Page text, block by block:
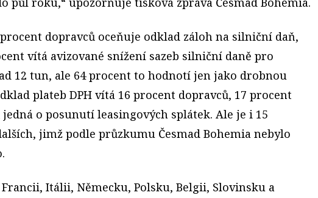
procent dopravců oceňuje odklad záloh na silniční daň,
vítá avizované snížení sazeb silniční daně pro
12 tun, ale 64 procent to hodnotí jen jako drobnou
plateb DPH vítá 16 procent dopravců, 17 procent
jedná o posunutí leasingových splátek. Ale je i 15
jimž podle průzkumu Česmad Bohemia nebylo
Francii, Itálii, Německu, Polsku, Belgii, Slovinsku a